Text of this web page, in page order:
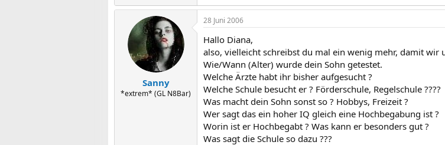
Sanny
*extrem* (GL N8Bar)
28 Juni 2006
Hallo Diana,
also, vielleicht schreibst du mal ein wenig mehr, damit wir
Wie/Wann (Alter) wurde dein Sohn getestet.
Welche Ärzte habt ihr bisher aufgesucht ?
Welche Schule besucht er ? Förderschule, Regelschule ????
Was macht dein Sohn sonst so ? Hobbys, Freizeit ?
Wer sagt das ein hoher IQ gleich eine Hochbegabung ist ?
Worin ist er Hochbegabt ? Was kann er besonders gut ?
Was sagt die Schule so dazu ???